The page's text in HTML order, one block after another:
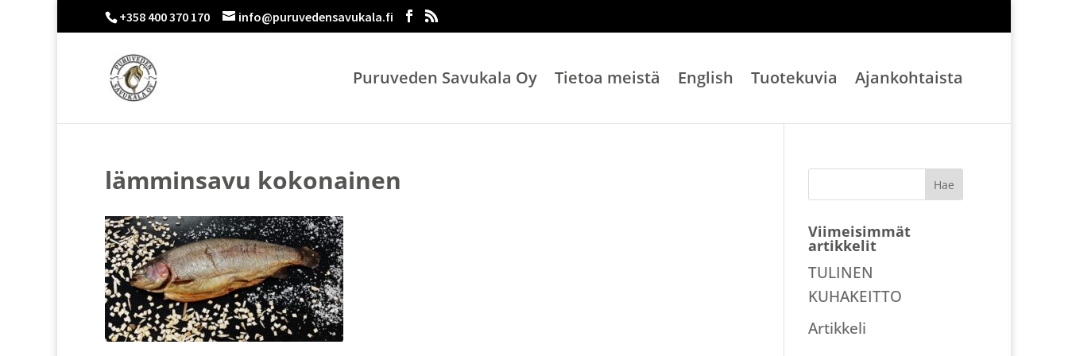
+358 400 370 170 info@puruvedensavukala.fi
Puruveden Savukala Oy Tietoa meistä English Tuotekuvia Ajankohtaista
lämminsavu kokonainen
Viimeisimmät
artikkelit
TULINEN
KUHAKEITTO
Artikkeli